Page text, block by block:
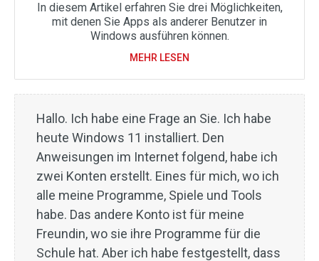
In diesem Artikel erfahren Sie drei Möglichkeiten,
mit denen Sie Apps als anderer Benutzer in
Windows ausführen können.
MEHR LESEN
Hallo. Ich habe eine Frage an Sie. Ich habe
heute Windows 11 installiert. Den
Anweisungen im Internet folgend, habe ich
zwei Konten erstellt. Eines für mich, wo ich
alle meine Programme, Spiele und Tools
habe. Das andere Konto ist für meine
Freundin, wo sie ihre Programme für die
Schule hat. Aber ich habe festgestellt, dass